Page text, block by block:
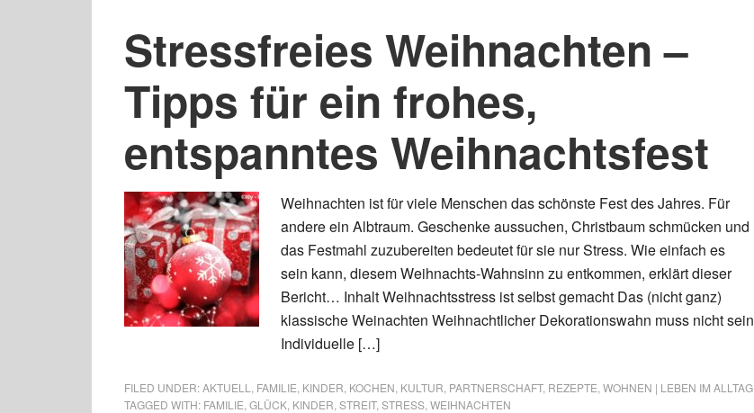
Stressfreies Weihnachten –
Tipps für ein frohes,
entspanntes Weihnachtsfest
Weihnachten ist für viele Menschen das schönste Fest des Jahres. Für
andere ein Albtraum. Geschenke aussuchen, Christbaum schmücken und
das Festmahl zuzubereiten bedeutet für sie nur Stress. Wie einfach es
sein kann, diesem Weihnachts-Wahnsinn zu entkommen, erklärt dieser
Bericht… Inhalt Weihnachtsstress ist selbst gemacht Das (nicht ganz)
klassische Weinachten Weihnachtlicher Dekorationswahn muss nicht sein
Individuelle […]
FILED UNDER:AKTUELL FAMILIE KINDER KOCHEN KULTUR PARTNERSCHAFT, REZEPTE WOHNEN | LEBEN IM ALLTAG
TAGGED WITH: FAMILIE GLÜCK KINDER STREIT, STRESS WEIHNACHTEN